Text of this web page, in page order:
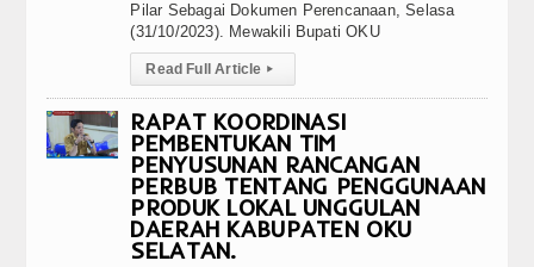
Pilar Sebagai Dokumen Perencanaan, Selasa
(31/10/2023). Mewakili Bupati OKU
Read Full Article ▸
RAPAT KOORDINASI
PEMBENTUKAN TIM
PENYUSUNAN RANCANGAN
PERBUB TENTANG PENGGUNAAN
PRODUK LOKAL UNGGULAN
DAERAH KABUPATEN OKU
SELATAN.